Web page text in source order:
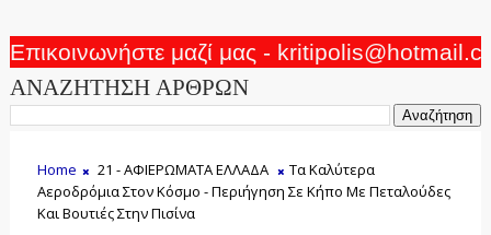
Επικοινωνήστε μαζί μας -
ΑΝΑΖΗΤΗΣΗ ΑΡΘΡΩΝ
Home 21 - ΑΦΙΕΡΩΜΑΤΑ ΕΛΛΑΔΑ
Τα Καλύτερα
Αεροδρόμια Στον Κόσμο - Περιήγηση Σε Κήπο Με Πεταλούδες
Και Βουτιές Στην Πισίνα